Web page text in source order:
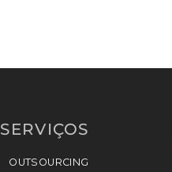
SERVIÇOS
OUTSOURCING